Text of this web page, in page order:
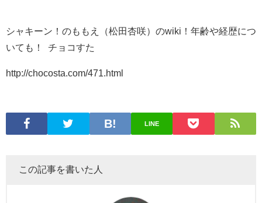
シャキーン！のももえ（松田杏咲）のwiki！年齢や経歴につ
いても！ チョコすた
http://chocosta.com/471.html
LINE
この記事を書いた人